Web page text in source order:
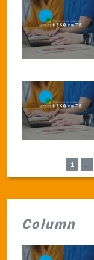
1 ...
Column